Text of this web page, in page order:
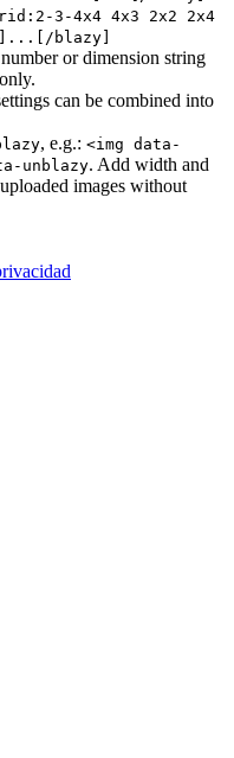
3-4x4 4x3 2x2 2x4
blazy]
or dimension string
can be combined into
, e.g.: <img data-
unblazy. Add width and
images without